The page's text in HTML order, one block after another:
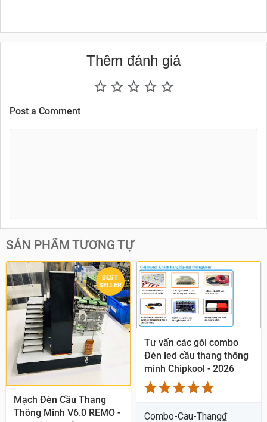
Thêm đánh giá
Post a Comment
SẢN PHẨM TƯƠNG TỰ
BEST
SELLER
Mạch Đèn Cầu Thang
Thông Minh V6.0 REMO -
Tư vấn các gói combo
Đèn led cầu thang thông
minh Chipkool - 2026
Combo-Cau-Thang₫